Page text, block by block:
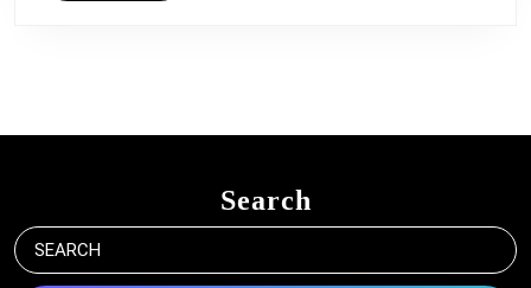
Search
Search
for: